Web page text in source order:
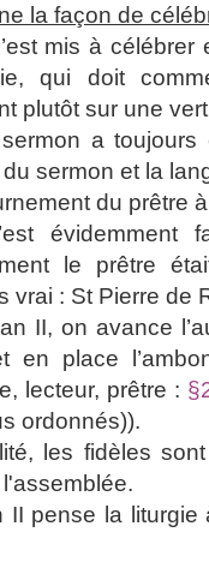
la façon de
mis à
qui doit
plutôt sur une
a toujours
sermon et la
du prêtre
évidemment
le prêtre
vrai : St Pierre de
II, on avance
en place
lecteur, prêtre :
ordonnés)).
les fidèles
II pense la liturgie